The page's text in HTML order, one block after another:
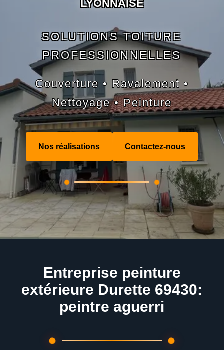
LYONNAISE
SOLUTIONS TOITURE
PROFESSIONNELLES
Couverture • Ravalement •
Nettoyage • Peinture
Nos réalisations Contactez-nous
Entreprise peinture
extérieure Durette 69430:
peintre aguerri